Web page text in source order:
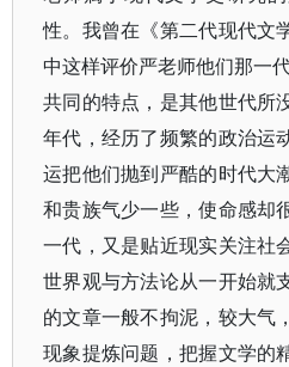
性。我曾在《第二代现代文
中这样评价严老师他们那一
共同的特点，是其他世代所
年代，经历了频繁的政治运
运把他们抛到严酷的时代大
和贵族气少一些，使命感却
一代，又是贴近现实关注社
世界观与方法论从一开始就
的文章一般不拘泥，较大气
现象提炼问题，把握文学的